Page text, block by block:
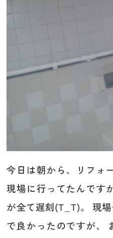
今日は朝から、リフォ
現場に行ってたんです
が全て遅刻(T_T)。 現
で良かったのですが、